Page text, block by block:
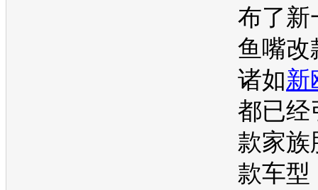
布了新
鱼嘴改
诸如新
都已经
款家族
款车型